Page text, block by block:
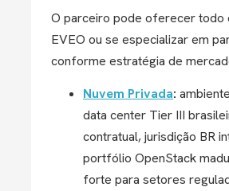
O parceiro pode oferecer todo
EVEO ou se especializar em
conforme estratégia de
Nuvem Privada:
data center Tier III
contratual, jurisdição BR
portfólio OpenStack
forte para setores